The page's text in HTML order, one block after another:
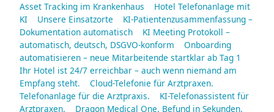
Asset Tracking im Krankenhaus
Hotel Telefonanlage mit
KI
Unsere Einsatzorte
KI-Patientenzusammenfassung –
Dokumentation automatisch
KI Meeting Protokoll –
automatisch, deutsch, DSGVO-konform
Onboarding
automatisieren – neue Mitarbeitende startklar ab Tag 1
Ihr Hotel ist 24/7 erreichbar – auch wenn niemand am
Empfang steht.
Cloud-Telefonie für Arztpraxen.
Telefonanlage für die Arztpraxis.
KI-Telefonassistent für
Arztpraxen.
Dragon Medical One. Befund in Sekunden.